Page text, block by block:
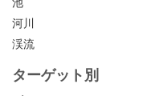
河川
渓流
ターゲット別